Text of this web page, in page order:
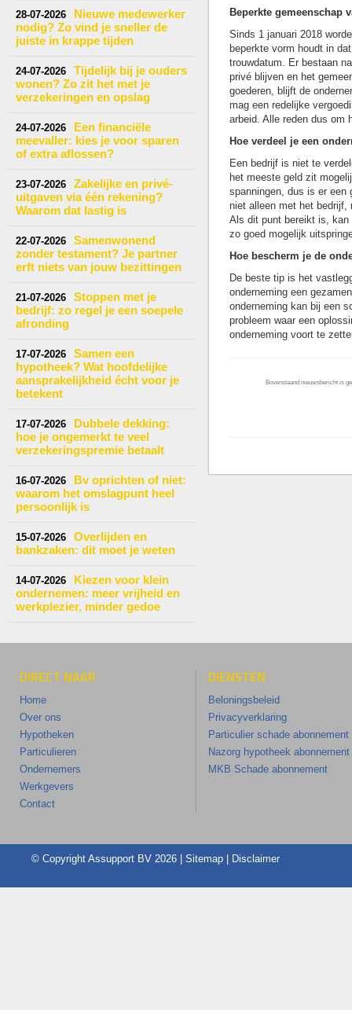
28-07-2026
Nieuwe medewerker
nodig? Zo vind je sneller de
juiste in krappe tijden
24-07-2026
Tijdelijk bij je ouders
wonen? Zo zit het met je
verzekeringen en opslag
24-07-2026
Een financiële
meevaller: kies je voor sparen
of extra aflossen?
23-07-2026
Zakelijke en privé-
uitgaven via één rekening?
Waarom dat lastig is
22-07-2026
Samenwonend
zonder testament? Je partner
erft niets van jouw bezittingen
21-07-2026
Stoppen met je
bedrijf: zo regel je een soepele
afronding
17-07-2026
Samen een
hypotheek? Wat hoofdelijke
aansprakelijkheid écht voor je
betekent
17-07-2026
Dubbele dekking:
hoe je ongemerkt te veel
verzekeringspremie betaalt
16-07-2026
Bv oprichten of niet:
waarom het omslagpunt heel
persoonlijk is
15-07-2026
Overlijden en
bankzaken: dit moet je weten
14-07-2026
Kiezen voor klein
ondernemen: meer vrijheid en
werkplezier, minder gedoe
Beperkte gemeenschap
Sinds 1 januari 2018
beperkte vorm houdt in
trouwdatum. Er bestaan
privé blijven en het
goederen, blijft de
mag een redelijke
arbeid. Alle reden dus om
Hoe verdeel je een
Een bedrijf is niet te
het meeste geld zit
spanningen, dus is er een
niet alleen met het bedrijf,
Als dit punt bereikt is, kan
zo goed mogelijk
Hoe bescherm je de
De beste tip is het
onderneming een
onderneming kan bij een
probleem waar een
onderneming voort te
Bovenstaand nieuwsbericht is
DIRECT NAAR
Home
Over ons
Hypotheken
Particulieren
Ondernemers
Werkgevers
Contact
DIENSTEN
Beloningsbeleid
Privacyverklaring
Particulier schade abonnement
Nazorg hypotheek abonnement
MKB Schade abonnement
© Copyright Assupport BV 2026 | Sitemap Disclaimer